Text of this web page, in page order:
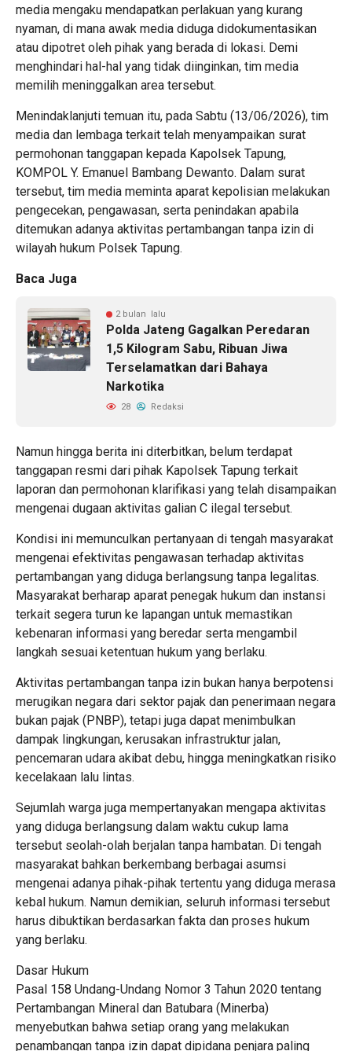
media mengaku mendapatkan perlakuan yang kurang
nyaman, di mana awak media diduga didokumentasikan
atau dipotret oleh pihak yang berada di lokasi. Demi
menghindari hal-hal yang tidak diinginkan, tim media
memilih meninggalkan area tersebut.
Menindaklanjuti temuan itu, pada Sabtu (13/06/2026), tim
media dan lembaga terkait telah menyampaikan surat
permohonan tanggapan kepada Kapolsek Tapung,
KOMPOL Y. Emanuel Bambang Dewanto. Dalam surat
tersebut, tim media meminta aparat kepolisian melakukan
pengecekan, pengawasan, serta penindakan apabila
ditemukan adanya aktivitas pertambangan tanpa izin di
wilayah hukum Polsek Tapung.
Baca Juga
2 bulan lalu
Polda Jateng Gagalkan Peredaran
1,5 Kilogram Sabu, Ribuan Jiwa
Terselamatkan dari Bahaya
Narkotika
28 Redaksi
Namun hingga berita ini diterbitkan, belum terdapat
tanggapan resmi dari pihak Kapolsek Tapung terkait
laporan dan permohonan klarifikasi yang telah disampaikan
mengenai dugaan aktivitas galian C ilegal tersebut.
Kondisi ini memunculkan pertanyaan di tengah masyarakat
mengenai efektivitas pengawasan terhadap aktivitas
pertambangan yang diduga berlangsung tanpa legalitas.
Masyarakat berharap aparat penegak hukum dan instansi
terkait segera turun ke lapangan untuk memastikan
kebenaran informasi yang beredar serta mengambil
langkah sesuai ketentuan hukum yang berlaku.
Aktivitas pertambangan tanpa izin bukan hanya berpotensi
merugikan negara dari sektor pajak dan penerimaan negara
bukan pajak (PNBP), tetapi juga dapat menimbulkan
dampak lingkungan, kerusakan infrastruktur jalan,
pencemaran udara akibat debu, hingga meningkatkan risiko
kecelakaan lalu lintas.
Sejumlah warga juga mempertanyakan mengapa aktivitas
yang diduga berlangsung dalam waktu cukup lama
tersebut seolah-olah berjalan tanpa hambatan. Di tengah
masyarakat bahkan berkembang berbagai asumsi
mengenai adanya pihak-pihak tertentu yang diduga merasa
kebal hukum. Namun demikian, seluruh informasi tersebut
harus dibuktikan berdasarkan fakta dan proses hukum
yang berlaku.
Dasar Hukum
Pasal 158 Undang-Undang Nomor 3 Tahun 2020 tentang
Pertambangan Mineral dan Batubara (Minerba)
menyebutkan bahwa setiap orang yang melakukan
penambangan tanpa izin dapat dipidana penjara paling